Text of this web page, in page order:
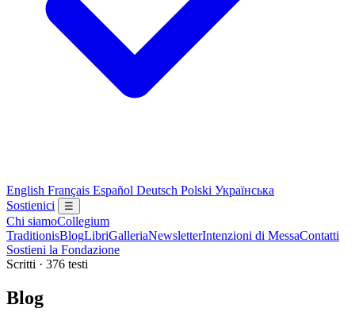
English Français Español Deutsch Polski Українська
Sostienici
☰
Chi siamoCollegium
TraditionisBlogLibriGalleriaNewsletterIntenzioni di MessaContatti
Sostieni la Fondazione
Scritti · 376 testi
Blog